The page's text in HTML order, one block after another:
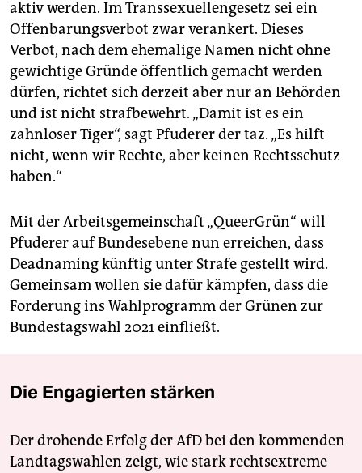
aktiv werden. Im Transsexuellengesetz sei ein
Offenbarungsverbot zwar verankert. Dieses
Verbot, nach dem ehemalige Namen nicht ohne
gewichtige Gründe öffentlich gemacht werden
dürfen, richtet sich derzeit aber nur an Behörden
und ist nicht strafbewehrt. „Damit ist es ein
zahnloser Tiger“, sagt Pfuderer der taz. „Es hilft
nicht, wenn wir Rechte, aber keinen Rechtsschutz
haben.“
Mit der Arbeitsgemeinschaft „QueerGrün“ will
Pfuderer auf Bundesebene nun erreichen, dass
Deadnaming künftig unter Strafe gestellt wird.
Gemeinsam wollen sie dafür kämpfen, dass die
Forderung ins Wahlprogramm der Grünen zur
Bundestagswahl 2021 einfließt.
Die Engagierten stärken
Der drohende Erfolg der AfD bei den kommenden
Landtagswahlen zeigt, wie stark rechtsextreme